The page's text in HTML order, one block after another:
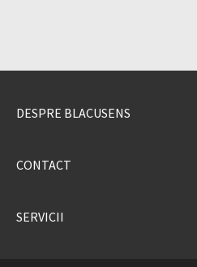
DESPRE BLACUSENS
CONTACT
SERVICII